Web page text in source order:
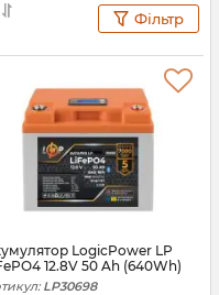
Фільтр
LogicPower LP
12.8V 50 Ah (640Wh)
LP30698